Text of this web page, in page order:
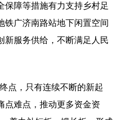
保障等措施有力支持乡村足
铁广济南路站地下闲置空间
服务供给，不断满足人民
点，只有连续不断的新起
点难点，推动更多资金资